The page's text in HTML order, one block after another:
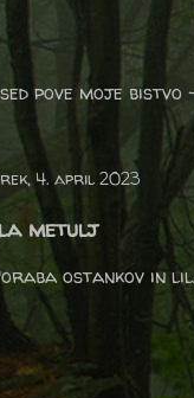
pove moje
4. april 2023
metulj
ostankov in